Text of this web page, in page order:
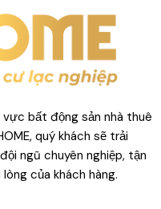
vực bất động sản nhà thuê
quý khách sẽ trải
ngũ chuyên nghiệp, tận
của khách hàng.